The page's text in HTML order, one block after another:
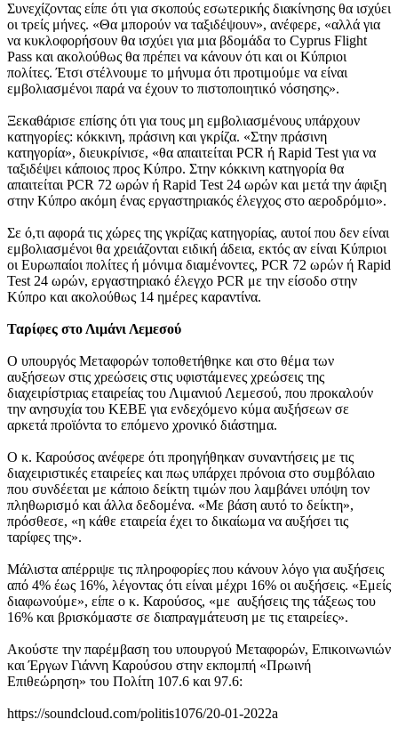
Συνεχίζοντας είπε ότι για σκοπούς εσωτερικής διακίνησης θα ισχύει
οι τρείς μήνες. «Θα μπορούν να ταξιδέψουν», ανέφερε, «αλλά για
να κυκλοφορήσουν θα ισχύει για μια βδομάδα το Cyprus Flight
Pass και ακολούθως θα πρέπει να κάνουν ότι και οι Κύπριοι
πολίτες. Έτσι στέλνουμε το μήνυμα ότι προτιμούμε να είναι
εμβολιασμένοι παρά να έχουν το πιστοποιητικό νόσησης».
Ξεκαθάρισε επίσης ότι για τους μη εμβολιασμένους υπάρχουν
κατηγορίες: κόκκινη, πράσινη και γκρίζα. «Στην πράσινη
κατηγορία», διευκρίνισε, «θα απαιτείται PCR ή Rapid Test για να
ταξιδέψει κάποιος προς Κύπρο. Στην κόκκινη κατηγορία θα
απαιτείται PCR 72 ωρών ή Rapid Test 24 ωρών και μετά την άφιξη
στην Κύπρο ακόμη ένας εργαστηριακός έλεγχος στο αεροδρόμιο».
Σε ό,τι αφορά τις χώρες της γκρίζας κατηγορίας, αυτοί που δεν είναι
εμβολιασμένοι θα χρειάζονται ειδική άδεια, εκτός αν είναι Κύπριοι
οι Ευρωπαίοι πολίτες ή μόνιμα διαμένοντες, PCR 72 ωρών ή Rapid
Test 24 ωρών, εργαστηριακό έλεγχο PCR με την είσοδο στην
Κύπρο και ακολούθως 14 ημέρες καραντίνα.
Ταρίφες στο Λιμάνι Λεμεσού
Ο υπουργός Μεταφορών τοποθετήθηκε και στο θέμα των
αυξήσεων στις χρεώσεις στις υφιστάμενες χρεώσεις της
διαχειρίστριας εταιρείας του Λιμανιού Λεμεσού, που προκαλούν
την ανησυχία του ΚΕΒΕ για ενδεχόμενο κύμα αυξήσεων σε
αρκετά προϊόντα το επόμενο χρονικό διάστημα.
Ο κ. Καρούσος ανέφερε ότι προηγήθηκαν συναντήσεις με τις
διαχειριστικές εταιρείες και πως υπάρχει πρόνοια στο συμβόλαιο
που συνδέεται με κάποιο δείκτη τιμών που λαμβάνει υπόψη τον
πληθωρισμό και άλλα δεδομένα. «Με βάση αυτό το δείκτη»,
πρόσθεσε, «η κάθε εταιρεία έχει το δικαίωμα να αυξήσει τις
ταρίφες της».
Μάλιστα απέρριψε τις πληροφορίες που κάνουν λόγο για αυξήσεις
από 4% έως 16%, λέγοντας ότι είναι μέχρι 16% οι αυξήσεις. «Εμείς
διαφωνούμε», είπε ο κ. Καρούσος, «με αυξήσεις της τάξεως του
16% και βρισκόμαστε σε διαπραγμάτευση με τις εταιρείες».
Ακούστε την παρέμβαση του υπουργού Μεταφορών, Επικοινωνιών
και Έργων Γιάννη Καρούσου στην εκπομπή «Πρωινή
Επιθεώρηση» του Πολίτη 107.6 και 97.6:
https://soundcloud.com/politis1076/20-01-2022a